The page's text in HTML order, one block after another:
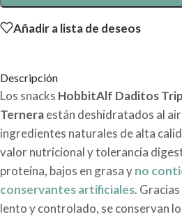
Añadir a lista de deseos
Descripción
Los snacks HobbitAlf Daditos
Terneraestán deshidratados al
ingredientes naturales de alta
valor nutricional y tolerancia
proteína, bajos en grasa yno
conservantes artificiales.
lento y controlado, se conservan